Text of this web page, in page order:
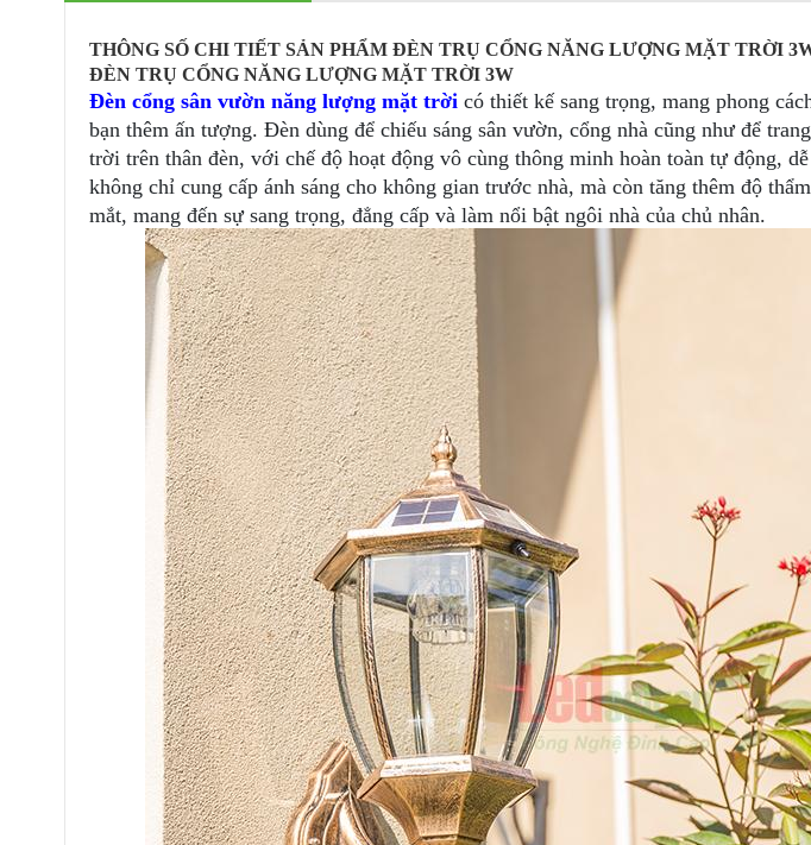
THÔNG SỐ CHI TIẾT SẢN PHẨM ĐÈN TRỤ CỔNG NĂNG LƯỢNG MẶT TRỜI
ĐÈN TRỤ CỔNG NĂNG LƯỢNG MẶT TRỜI 3W
Đèn cổng sân vườn năng lượng mặt trờicó thiết kế sang trọng, mang phong
bạn thêm ấn tượng. Đèn dùng để chiếu sáng sân vườn, cổng nhà cũng như để
trời trên thân đèn, với chế độ hoạt động vô cùng thông minh hoàn toàn tự động,
không chỉ cung cấp ánh sáng cho không gian trước nhà, mà còn tăng thêm độ
mắt, mang đến sự sang trọng, đẳng cấp và làm nổi bật ngôi nhà của chủ nhân.